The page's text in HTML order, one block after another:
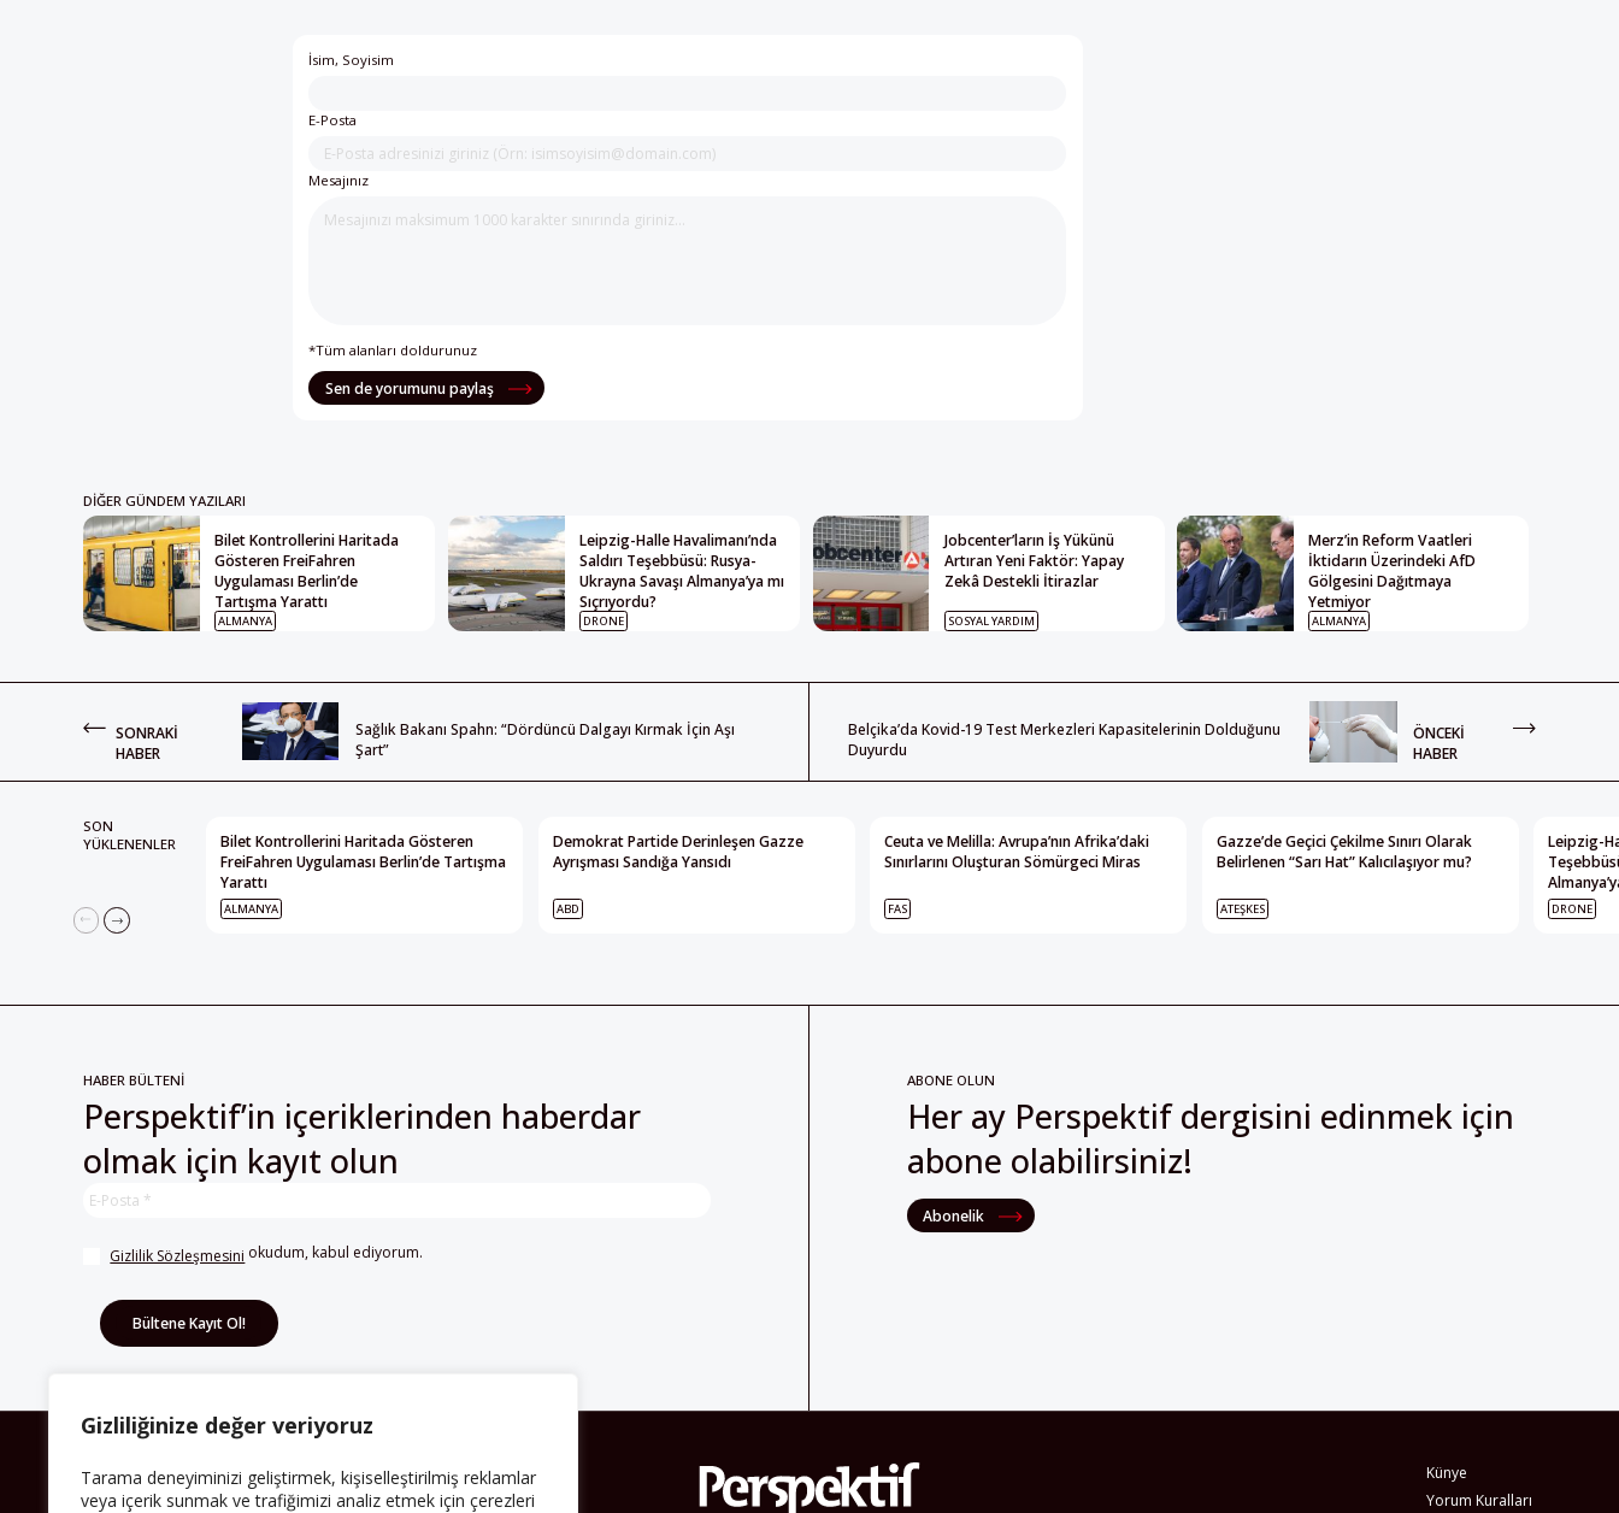
Gizliliğinize değer veriyoruz
Tarama deneyiminizi geliştirmek, kişiselleştirilmiş reklamlar
veya içerik sunmak ve trafiğimizi analiz etmek için çerezleri
İsim, Soyisim
E-Posta
Mesajınız
*Tüm alanları doldurunuz
Sen de yorumunu paylaş
DIĞER GÜNDEM YAZILARI
Bilet Kontrollerini Haritada
Gösteren FreiFahren
Uygulaması Berlin’de
Tartışma Yarattı
ALMANYA
Leipzig-Halle Havalimanı’nda
Saldırı Teşebbüsü: Rusya-
Ukrayna Savaşı Almanya’ya mı
Sıçrıyordu?
DRONE
Jobcenter’ların İş Yükünü
Artıran Yeni Faktör: Yapay
Zekâ Destekli İtirazlar
SOSYAL YARDIM
Merz’in Reform Vaatleri
İktidarın Üzerindeki AfD
Gölgesini Dağıtmaya
Yetmiyor
ALMANYA
SONRAKI
HABER
Sağlık Bakanı Spahn: “Dördüncü Dalgayı Kırmak İçin Aşı
Şart”
Belçika’da Kovid-19 Test Merkezleri Kapasitelerinin Dolduğunu
Duyurdu
ÖNCEKI
HABER
SON
YÜKLENENLER
Bilet Kontrollerini Haritada Gösteren
FreiFahren Uygulaması Berlin’de Tartışma
Yarattı
ALMANYA
Demokrat Partide Derinleşen Gazze
Ayrışması Sandığa Yansıdı
ABD
Ceuta ve Melilla: Avrupa’nın Afrika’daki
Sınırlarını Oluşturan Sömürgeci Miras
FAS
Gazze’de Geçici Çekilme Sınırı Olarak
Belirlenen “Sarı Hat” Kalıcılaşıyor mu?
ATEŞKES
Leipzig-
DRONE
HABER BÜLTENİ
Perspektif’in içeriklerinden haberdar
olmak için kayıt olun
Gizlilik Sözleşmesini okudum, kabul ediyorum.
ABONE OLUN
Her ay Perspektif dergisini edinmek için
abone olabilirsiniz!
Abonelik
HAKKIMIZDA
Künye
Yorum Kuralları